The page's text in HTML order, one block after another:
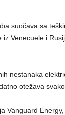
suočava sa
Venecuele i
nestanaka
otežava
Vanguard